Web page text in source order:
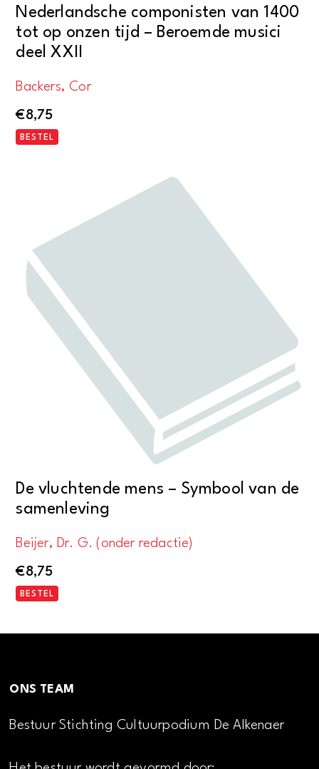
Nederlandsche componisten van 1400
tot op onzen tijd – Beroemde musici
deel XXII
Backers, Cor
€8,75
BESTEL
De vluchtende mens – Symbool van de
samenleving
Beijer, Dr. G. (onder redactie)
€8,75
BESTEL
ONS TEAM
Bestuur Stichting Cultuurpodium De Alkenaer